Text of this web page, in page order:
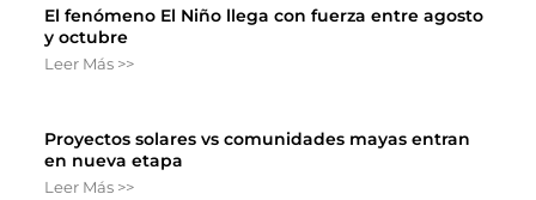
El fenómeno El Niño llega con fuerza entre agosto
y octubre
Leer Más >>
Proyectos solares vs comunidades mayas entran
en nueva etapa
Leer Más >>